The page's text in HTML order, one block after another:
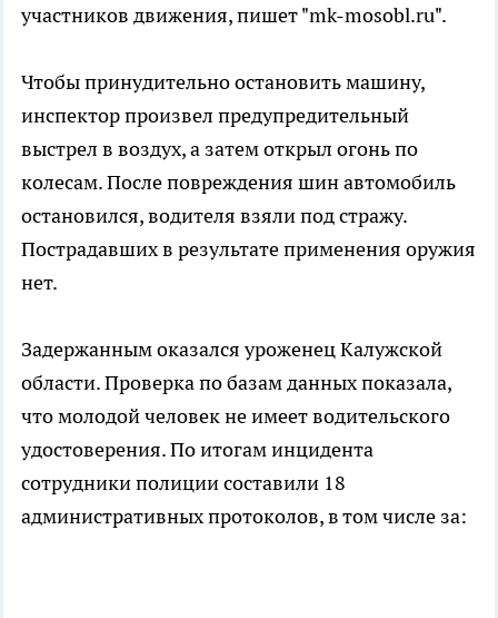
участников движения, пишет "mk-mosobl.ru".
Чтобы принудительно остановить машину,
инспектор произвел предупредительный
выстрел в воздух, а затем открыл огонь по
колесам. После повреждения шин автомобиль
остановился, водителя взяли под стражу.
Пострадавших в результате применения оружия
нет.
Задержанным оказался уроженец Калужской
области. Проверка по базам данных показала,
что молодой человек не имеет водительского
удостоверения. По итогам инцидента
сотрудники полиции составили 18
административных протоколов, в том числе за: